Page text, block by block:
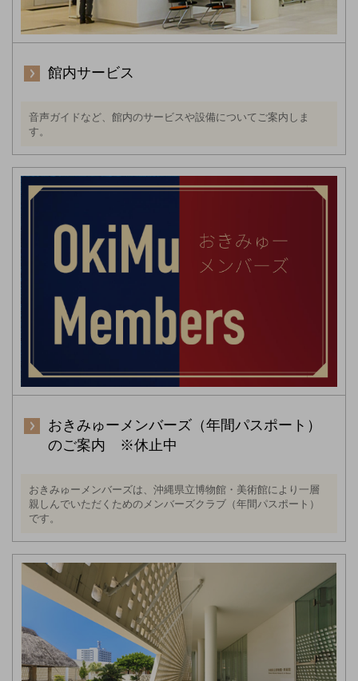
館内サービス
音声ガイドなど、館内のサービスや設備についてご案内しま
す。
おきみゅーメンバーズ（年間パスポート）
のご案内 ※休止中
おきみゅーメンバーズは、沖縄県立博物館・美術館により一層
親しんでいただくためのメンバーズクラブ（年間パスポート）
です。